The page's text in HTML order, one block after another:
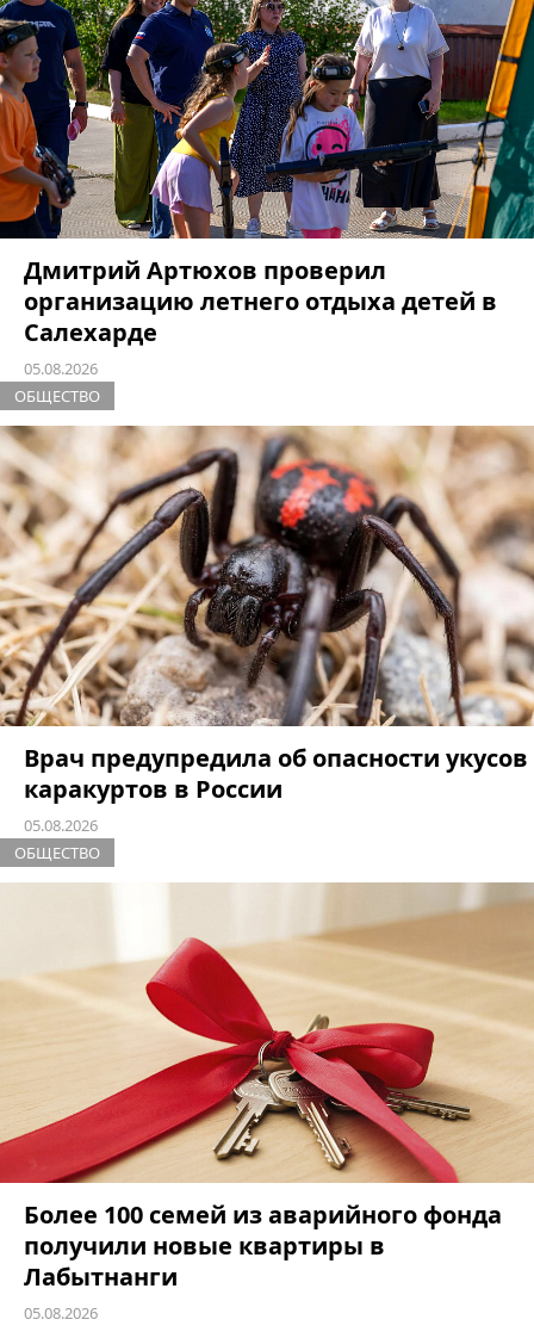
Дмитрий Артюхов проверил
организацию летнего отдыха детей в
Салехарде
05.08.2026
ОБЩЕСТВО
Врач предупредила об опасности укусов
каракуртов в России
05.08.2026
ОБЩЕСТВО
Более 100 семей из аварийного фонда
получили новые квартиры в
Лабытнанги
05.08.2026